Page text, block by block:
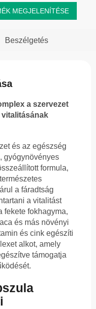
MEGJELENÍTÉSE
Beszélgetés
a szervezet
és az egészség
gyógynövényes
formula,
a fáradtság
a vitalitást
fekete fokhagyma,
és más növényi
és cink egészíti
alkot, amely
támogatja